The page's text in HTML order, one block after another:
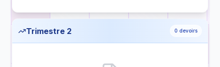
Trimestre 2 0 devoirs